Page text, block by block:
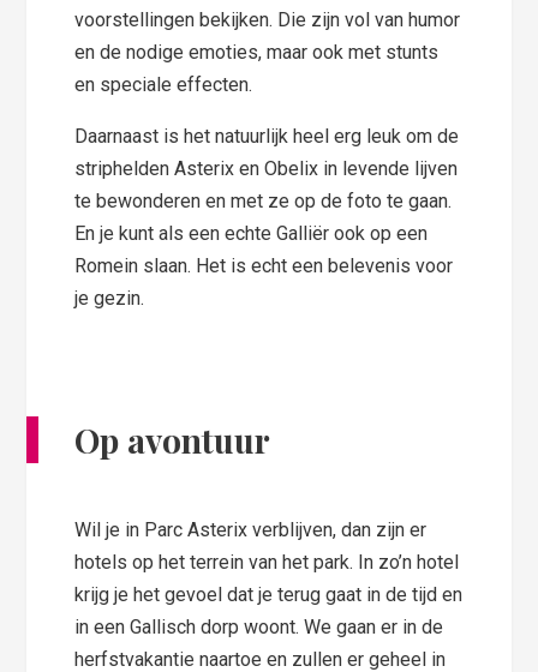
voorstellingen bekijken. Die zijn vol van humor
en de nodige emoties, maar ook met stunts
en speciale effecten.
Daarnaast is het natuurlijk heel erg leuk om de
striphelden Asterix en Obelix in levende lijven
te bewonderen en met ze op de foto te gaan.
En je kunt als een echte Galliër ook op een
Romein slaan. Het is echt een belevenis voor
je gezin.
Op avontuur
Wil je in Parc Asterix verblijven, dan zijn er
hotels op het terrein van het park. In zo’n hotel
krijg je het gevoel dat je terug gaat in de tijd en
in een Gallisch dorp woont. We gaan er in de
herfstvakantie naartoe en zullen er geheel in